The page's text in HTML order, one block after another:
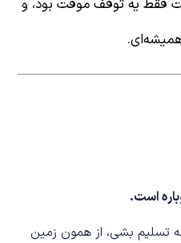
یه توقف موقت بود، و
است.
تسلیم بشی، از همون زمین